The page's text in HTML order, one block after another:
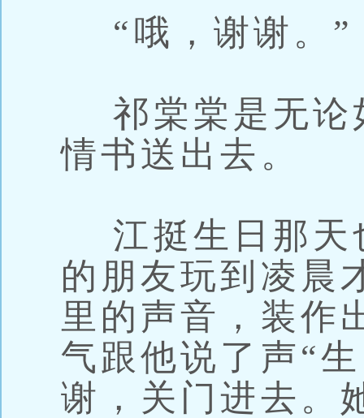
“哦，谢谢。”
祁棠棠是无论
情书送出去。
江挺生日那天
的朋友玩到凌晨
里的声音，装作
气跟他说了声“
谢，关门进去。